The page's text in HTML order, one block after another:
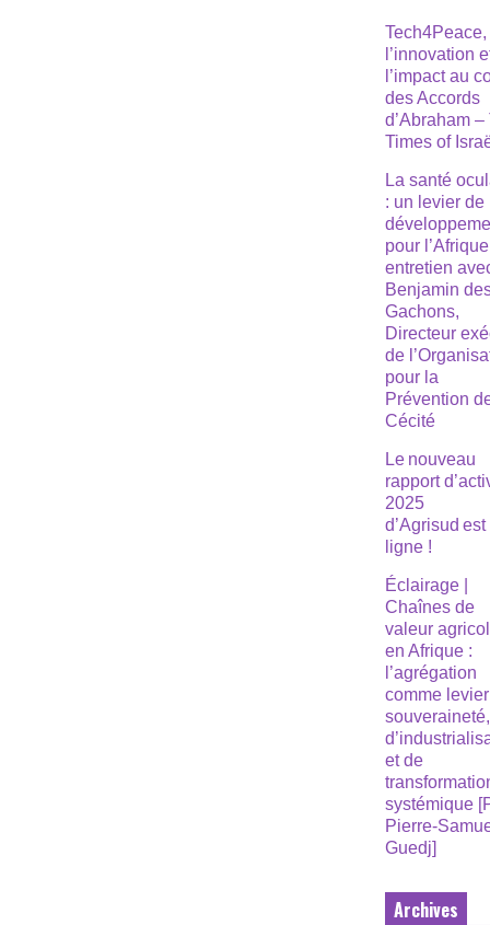
Tech4Peace,
l’innovation
l’impact au
des Accords
d’Abraham –
Times of
La santé
: un levier de
pour
entretien
Benjamin
Gachons,
Directeur
de
pour la
Prévention
Cécité
Le nouveau
rapport
2025
d’Agrisud
ligne !
Éclairage |
Chaînes de
valeur
en Afrique :
l’agrégation
comme
souveraineté,
et de
systémique
Pierre-
Guedj]
Archives